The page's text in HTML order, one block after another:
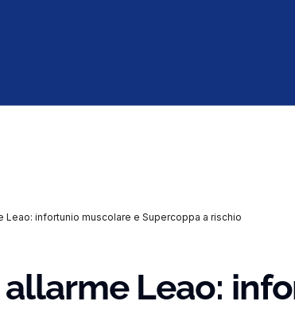
Leao: infortunio muscolare e Supercoppa a rischio
allarme Leao: